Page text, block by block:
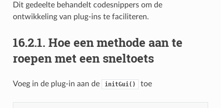
Dit gedeelte behandelt codesnippers om de
ontwikkeling van plug-ins te faciliteren.
16.2.1. Hoe een methode aan te
roepen met een sneltoets
Voeg in de plug-in aan de initGui() toe